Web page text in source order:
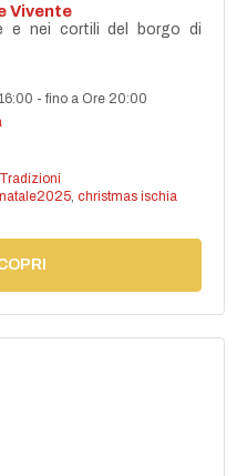
Vivente
e nei cortili del borgo di
-fino a Ore 20:00
Tradizioni
natale2025, christmas ischia